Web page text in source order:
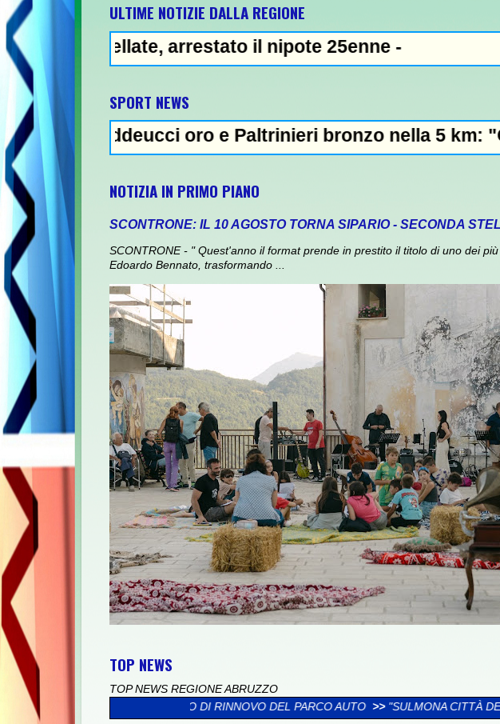
ULTIME NOTIZIE DALLA REGIONE
arrestato il nipote 25enne -
SPORT NEWS
oro e Paltrinieri bronzo nella 5 km: "Ora ci
NOTIZIA IN PRIMO PIANO
SCONTRONE: IL 10 AGOSTO TORNA SIPARIO - SECONDA
SCONTRONE - " Quest'anno il format prende in prestito il titolo di uno dei
Edoardo Bennato, trasformando ...
TOP NEWS
TOP NEWS REGIONE ABRUZZO
DI RINNOVO DEL PARCO AUTO
>> "SULMONA CITTÀ DELLA MUSICA", SABATO 8
NEWS IN EVIDENZA -